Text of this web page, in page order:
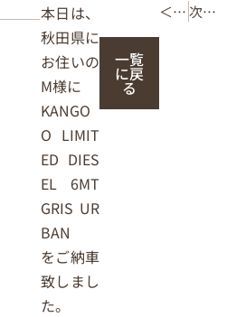
本日は、
秋田県に
お住いの
M様に
KANGO
O LIMIT
ED DIES
EL 6MT
GRIS UR
BAN
をご納車
致しまし
た。
一覧
に戻
る
＜ 前の記事 次の記事 ＞